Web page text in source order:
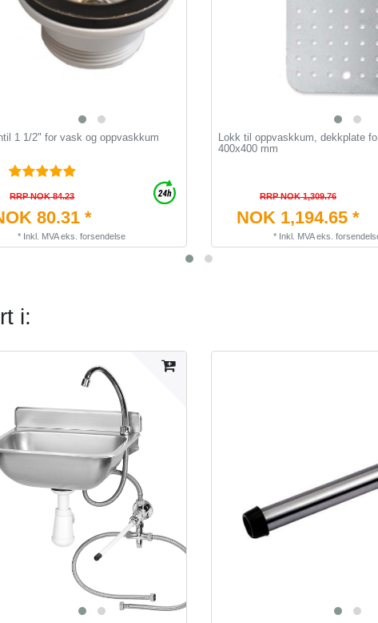
1 1/2" for vask og oppvaskkum
RRP NOK 84.23
80.31 *
* Inkl. MVAeks. forsendelse
Lokk til oppvaskkum, dekkplate
400x400 mm
RRP NOK 1,309.76
NOK 1,194.65 *
* Inkl. MVAeks.
i: